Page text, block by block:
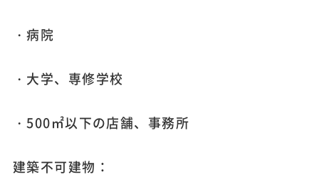
・病院
・大学、専修学校
・500㎡以下の店舗、事務所
建築不可建物：